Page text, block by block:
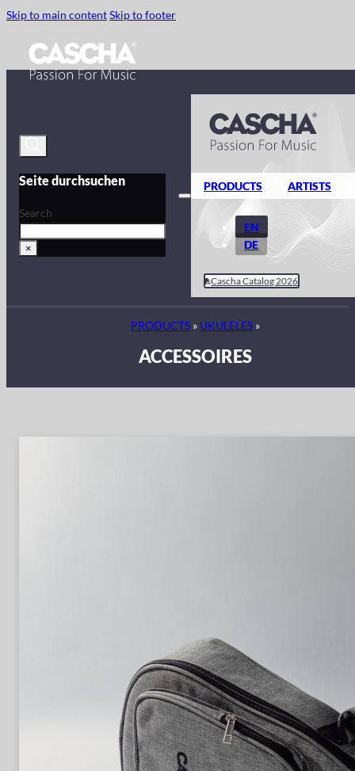
Skip to main contentSkip to footer
Seite durchsuchen
Search
×
PRODUCTS ARTISTS
EN
DE
Cascha Catalog 2026
PRODUCTS » UKULELES »
ACCESSOIRES